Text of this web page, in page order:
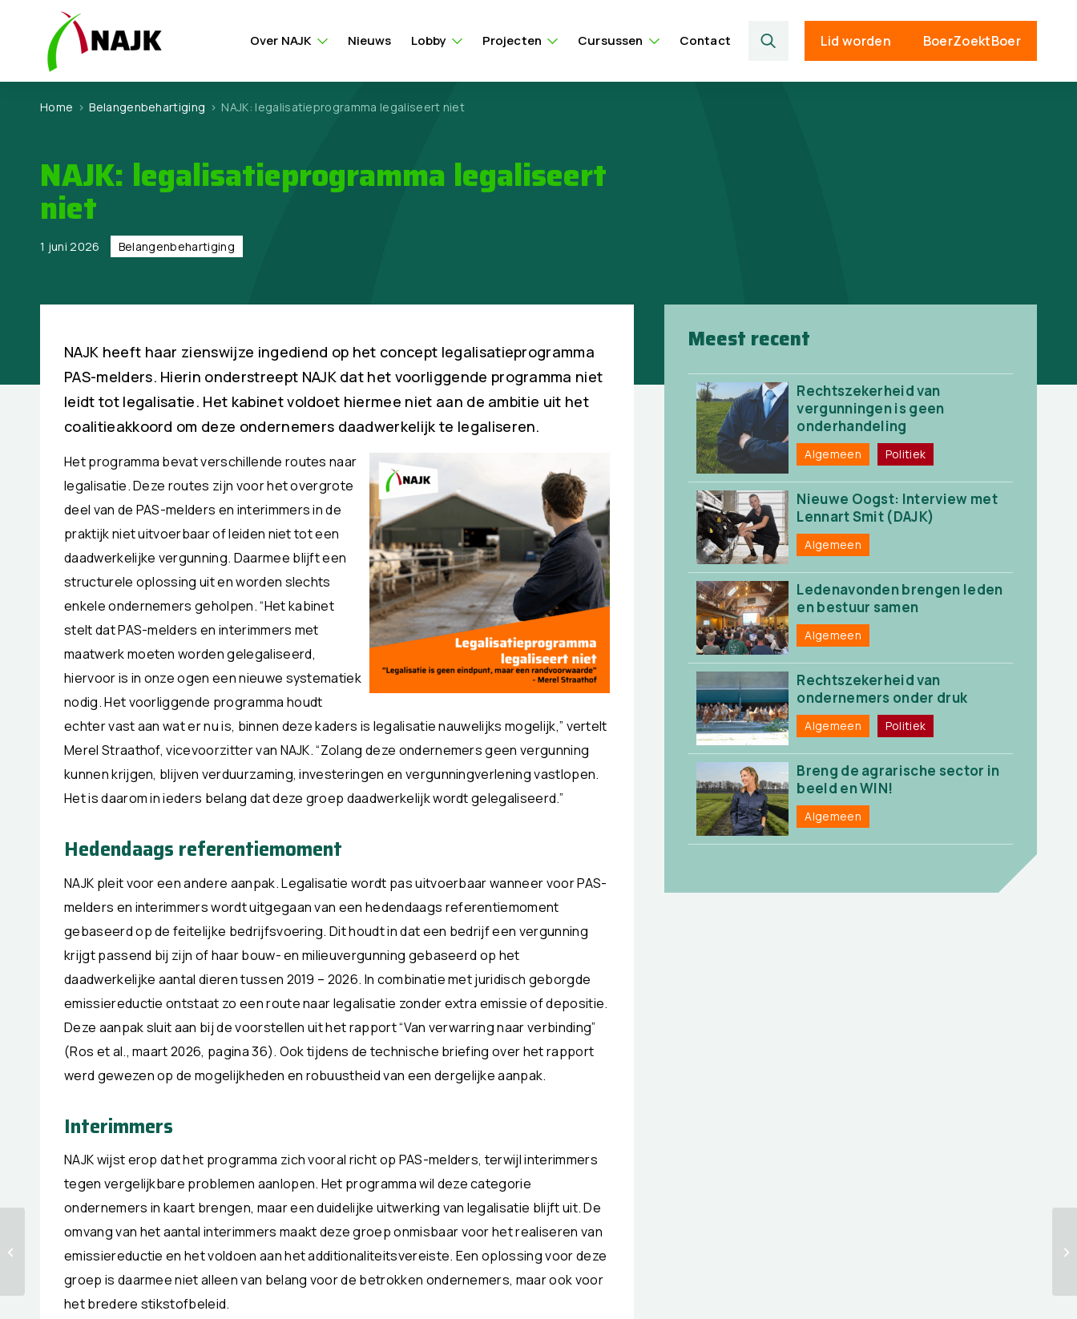
Over NAJK Nieuws Lobby Projecten Cursussen Contact Lid worden BoerZoektBoer
Home > Belangen­behartiging > NAJK: legalisatieprogramma legaliseert niet
NAJK: legalisatieprogramma legaliseert
niet
1 juni 2026 Belangen­behartiging
NAJK heeft haar zienswijze ingediend op het concept legalisatieprogramma
PAS-melders. Hierin onderstreept NAJK dat het voorliggende programma niet
leidt tot legalisatie. Het kabinet voldoet hiermee niet aan de ambitie uit het
coalitieakkoord om deze ondernemers daadwerkelijk te legaliseren.
Het programma bevat verschillende routes naar
legalisatie. Deze routes zijn voor het overgrote
deel van de PAS-melders en interimmers in de
praktijk niet uitvoerbaar of leiden niet tot een
daadwerkelijke vergunning. Daarmee blijft een
structurele oplossing uit en worden slechts
enkele ondernemers geholpen. “Het kabinet
stelt dat PAS-melders en interimmers met
maatwerk moeten worden gelegaliseerd,
hiervoor is in onze ogen een nieuwe systematiek
nodig. Het voorliggende programma houdt
echter vast aan wat er nu is, binnen deze kaders is legalisatie nauwelijks mogelijk,” vertelt
Merel Straathof, vicevoorzitter van NAJK. “Zolang deze ondernemers geen vergunning
kunnen krijgen, blijven verduurzaming, investeringen en vergunningverlening vastlopen.
Het is daarom in ieders belang dat deze groep daadwerkelijk wordt gelegaliseerd.”
Hedendaags referentiemoment
NAJK pleit voor een andere aanpak. Legalisatie wordt pas uitvoerbaar wanneer voor PAS-
melders en interimmers wordt uitgegaan van een hedendaags referentiemoment
gebaseerd op de feitelijke bedrijfsvoering. Dit houdt in dat een bedrijf een vergunning
krijgt passend bij zijn of haar bouw- en milieuvergunning gebaseerd op het
daadwerkelijke aantal dieren tussen 2019 – 2026. In combinatie met juridisch geborgde
emissiereductie ontstaat zo een route naar legalisatie zonder extra emissie of depositie.
Deze aanpak sluit aan bij de voorstellen uit het rapport “Van verwarring naar verbinding”
(Ros et al., maart 2026, pagina 36). Ook tijdens de technische briefing over het rapport
werd gewezen op de mogelijkheden en robuustheid van een dergelijke aanpak.
Interimmers
NAJK wijst erop dat het programma zich vooral richt op PAS-melders, terwijl interimmers
tegen vergelijkbare problemen aanlopen. Het programma wil deze categorie
ondernemers in kaart brengen, maar een duidelijke uitwerking van legalisatie blijft uit. De
omvang van het aantal interimmers maakt deze groep onmisbaar voor het realiseren van
emissiereductie en het voldoen aan het additionaliteitsvereiste. Een oplossing voor deze
groep is daarmee niet alleen van belang voor de betrokken ondernemers, maar ook voor
het bredere stikstofbeleid.
Meest recent
Rechtszekerheid van
vergunningen is geen
onderhandeling
Algemeen Politiek
Nieuwe Oogst: Interview met
Lennart Smit (DAJK)
Algemeen
Ledenavonden brengen leden
en bestuur samen
Algemeen
Rechtszekerheid van
ondernemers onder druk
Algemeen Politiek
Breng de agrarische sector in
beeld en WIN!
Algemeen
Convenanten
Gewasbescherming: